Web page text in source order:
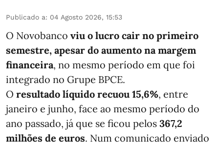
Publicado a: 04 Agosto 2026, 15:53
O Novobanco viu o lucro cair no primeiro
semestre, apesar do aumento na margem
financeira, no mesmo período em que foi
integrado no Grupe BPCE.
O resultado líquido recuou 15,6%, entre
janeiro e junho, face ao mesmo período do
ano passado, já que se ficou pelos 367,2
milhões de euros. Num comunicado enviado